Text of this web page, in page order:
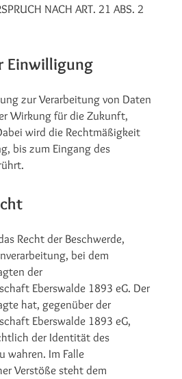
NACH ART. 21 ABS. 2
Einwilligung
zur Verarbeitung von Daten
Wirkung für die Zukunft,
wird die Rechtmäßigkeit
bis zum Eingang des
Recht der Beschwerde,
bei dem
der
Eberswalde 1893 eG. Der
hat, gegenüber der
Eberswalde 1893 eG,
der Identität des
wahren. Im Falle
Verstöße steht dem